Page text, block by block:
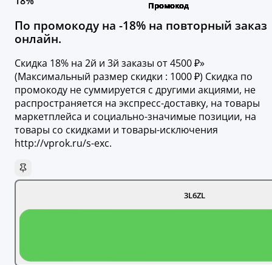
По промокоду на -18% на повторный заказ
онлайн.
Скидка 18% на 2й и 3й заказы от 4500 ₽»
(Максимальный размер скидки : 1000 ₽) Скидка по
промокоду не суммируется с другими акциями, не
распространяется на экспресс-доставку, на товары
маркетплейса и социально-значимые позиции, на
товары со скидками и товары-исключения
http://vprok.ru/s-exc.
3L6ZL